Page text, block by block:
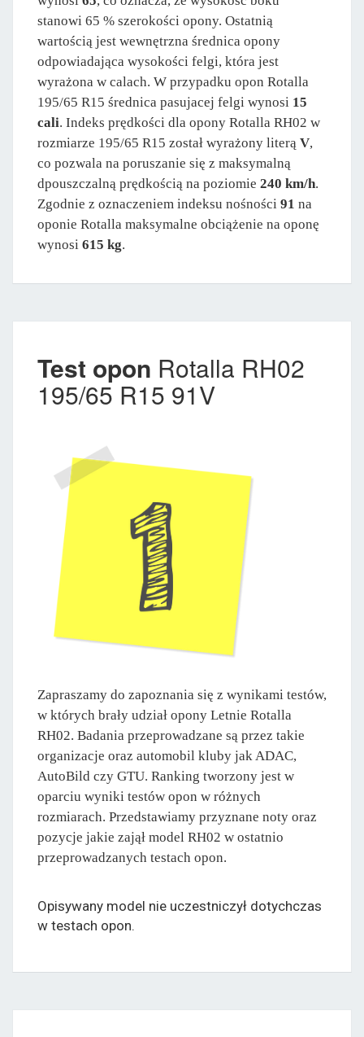
stanowi 65 % szerokości opony. Ostatnią
wartością jest wewnętrzna średnica opony
odpowiadająca wysokości felgi, która jest
wyrażona w calach. W przypadku opon Rotalla
195/65 R15 średnica pasujacej felgi wynosi 15
cali. Indeks prędkości dla opony Rotalla RH02 w
rozmiarze 195/65 R15 został wyrażony literą V,
co pozwala na poruszanie się z maksymalną
dpouszczalną prędkością na poziomie 240 km/h.
Zgodnie z oznaczeniem indeksu nośności 91 na
oponie Rotalla maksymalne obciążenie na oponę
wynosi 615 kg.
Test opon Rotalla RH02
195/65 R15 91V
Zapraszamy do zapoznania się z wynikami testów,
w których brały udział opony Letnie Rotalla
RH02. Badania przeprowadzane są przez takie
organizacje oraz automobil kluby jak ADAC,
AutoBild czy GTU. Ranking tworzony jest w
oparciu wyniki testów opon w różnych
rozmiarach. Przedstawiamy przyznane noty oraz
pozycje jakie zajął model RH02 w ostatnio
przeprowadzanych testach opon.
Opisywany model nie uczestniczył dotychczas
w testach opon.